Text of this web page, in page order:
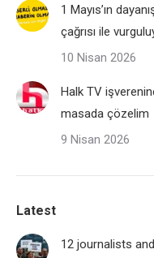
1 Mayıs’ın
çağrısı ile
10 Nisan 2026
Halk TV
masada çözelim
9 Nisan 2026
Latest
12 journalists